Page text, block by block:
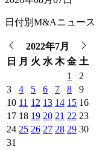
日付別M&Aニュース
2022年7月
日
月 火 水 木 金 土
1
2
3
4 5 6 7 8
9
10 11 12 13 14 15 16
17 18 19 20 21 22 23
24 25 26 27 28 29 30
31